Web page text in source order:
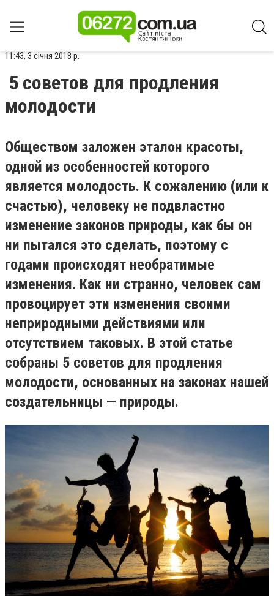
11:43, 3 січня 2018 р.
5 советов для продления
молодости
Обществом заложен эталон красоты,
одной из особенностей которого
является молодость. К сожалению (или к
счастью), человеку не подвластно
изменение законов природы, как бы он
ни пытался это сделать, поэтому с
годами происходят необратимые
изменения. Как ни странно, человек сам
провоцирует эти изменения своими
неприродными действиями или
отсутствием таковых. В этой статье
собраны 5 советов для продления
молодости, основанных на законах нашей
создательницы — природы.